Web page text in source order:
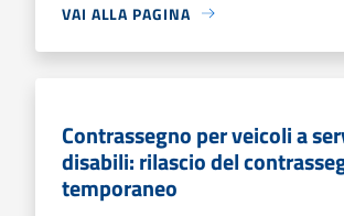
VAI ALLA PAGINA
Contrassegno per veicoli a
disabili: rilascio del
temporaneo